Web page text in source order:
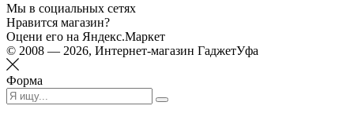
Мы в социальных сетях
Нравится магазин?
Оцени его на Яндекс.Маркет
© 2008 — 2026, Интернет-магазин ГаджетУфа
Форма